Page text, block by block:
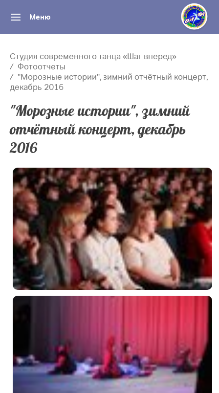
Меню
Студия современного танца «Шаг вперед»
Фотоотчеты
"Морозные истории", зимний отчётный концерт,
декабрь 2016
"Морозные истории", зимний
отчётный концерт, декабрь
2016